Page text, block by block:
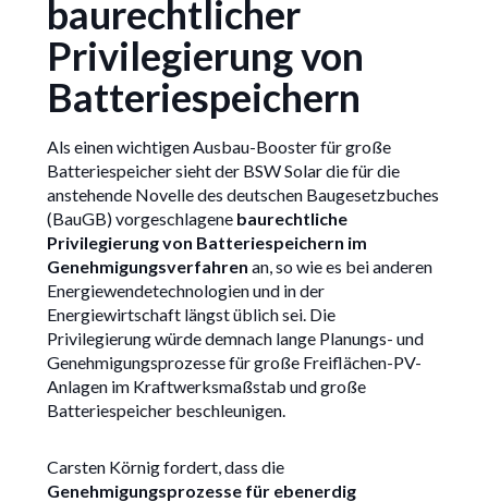
baurechtlicher
Privilegierung von
Batteriespeichern
Als einen wichtigen Ausbau-Booster für große
Batteriespeicher sieht der BSW Solar die für die
anstehende Novelle des deutschen Baugesetzbuches
(BauGB) vorgeschlagene baurechtliche
Privilegierung von Batteriespeichern im
Genehmigungsverfahren an, so wie es bei anderen
Energiewendetechnologien und in der
Energiewirtschaft längst üblich sei. Die
Privilegierung würde demnach lange Planungs- und
Genehmigungsprozesse für große Freiflächen-PV-
Anlagen im Kraftwerksmaßstab und große
Batteriespeicher beschleunigen.
Carsten Körnig fordert, dass die
Genehmigungsprozesse für ebenerdig